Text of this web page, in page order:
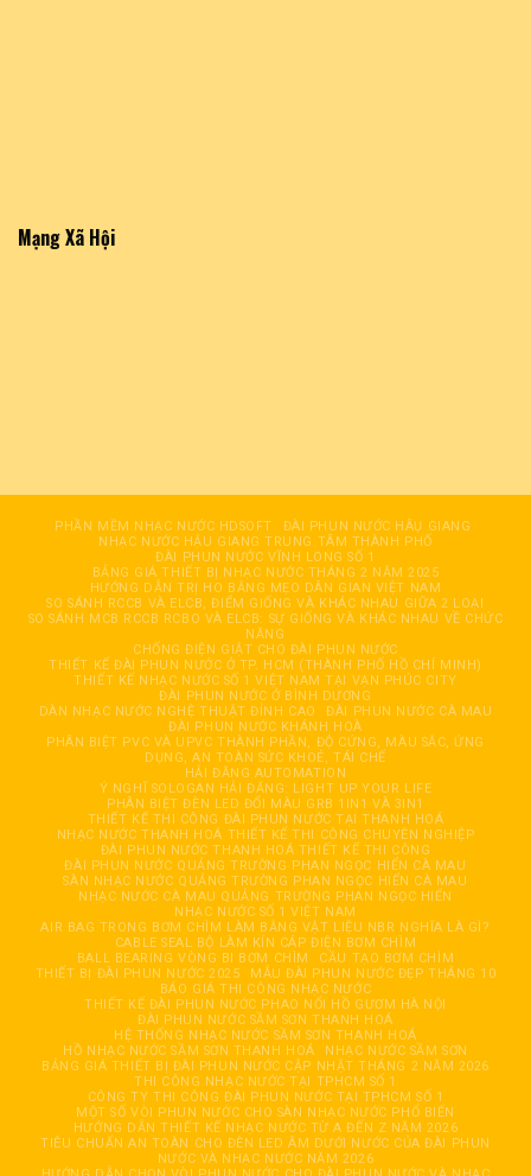
Mạng Xã Hội
PHẦN MỀM NHẠC NƯỚC HDSOFT
ĐÀI PHUN NƯỚC HÂỤ GIANG
NHẠC NƯỚC HẬU GIANG TRUNG TÂM THÀNH PHỐ
ĐÀI PHUN NƯỚC VĨNH LONG SỐ 1
BẢNG GIÁ THIẾT BỊ NHẠC NƯỚC THÁNG 2 NĂM 2025
HƯỚNG DẪN TRỊ HO BẰNG MẸO DÂN GIAN VIỆT NAM
SO SÁNH RCCB VÀ ELCB, ĐIỂM GIỐNG VÀ KHÁC NHAU GIỮA 2 LOẠI
SO SÁNH MCB RCCB RCBO VÀ ELCB: SỰ GIỐNG VÀ KHÁC NHAU VỀ CHỨC
NĂNG
CHỐNG ĐIỆN GIẬT CHO ĐÀI PHUN NƯỚC
THIẾT KẾ ĐÀI PHUN NƯỚC Ở TP. HCM (THÀNH PHỐ HỒ CHÍ MINH)
THIẾT KẾ NHẠC NƯỚC SỐ 1 VIỆT NAM TẠI VẠN PHÚC CITY
ĐÀI PHUN NƯỚC Ở BÌNH DƯƠNG
DÀN NHẠC NƯỚC NGHỆ THUẬT ĐỈNH CAO
ĐÀI PHUN NƯỚC CÀ MAU
ĐÀI PHUN NƯỚC KHÁNH HOÀ
PHÂN BIỆT PVC VÀ UPVC THÀNH PHẦN, ĐỘ CỨNG, MÀU SẮC, ỨNG
DỤNG, AN TOÀN SỨC KHOẺ, TÁI CHẾ
HẢI ĐĂNG AUTOMATION
Ý NGHĨ SOLOGAN HẢI ĐĂNG: LIGHT UP YOUR LIFE
PHÂN BIỆT ĐÈN LED ĐỔI MÀU GRB 1IN1 VÀ 3IN1
THIẾT KẾ THI CÔNG ĐÀI PHUN NƯỚC TẠI THANH HOÁ
NHẠC NƯỚC THANH HOÁ THIẾT KẾ THI CÔNG CHUYÊN NGHIỆP
ĐÀI PHUN NƯỚC THANH HOÁ THIẾT KẾ THI CÔNG
ĐÀI PHUN NƯỚC QUẢNG TRƯỜNG PHAN NGỌC HIỂN CÀ MAU
SÀN NHẠC NƯỚC QUẢNG TRƯỜNG PHAN NGỌC HIỂN CÀ MAU
NHẠC NƯỚC CÀ MAU QUẢNG TRƯỜNG PHAN NGỌC HIỂN
NHẠC NƯỚC SỐ 1 VIỆT NAM
AIR BAG TRONG BƠM CHÌM LÀM BẰNG VẬT LIỆU NBR NGHĨA LÀ GÌ?
CABLE SEAL BỘ LÀM KÍN CÁP ĐIỆN BƠM CHÌM
BALL BEARING VÒNG BI BƠM CHÌM
CẦU TẠO BƠM CHÌM
THIẾT BỊ ĐÀI PHUN NƯỚC 2025
MẪU ĐÀI PHUN NƯỚC ĐẸP THÁNG 10
BÁO GIÁ THI CÔNG NHẠC NƯỚC
THIẾT KẾ ĐÀI PHUN NƯỚC PHAO NỔI HỒ GƯƠM HÀ NỘI
ĐÀI PHUN NƯỚC SẦM SƠN THANH HOÁ
HỆ THỐNG NHẠC NƯỚC SẦM SƠN THANH HOÁ
HỒ NHẠC NƯỚC SẦM SƠN THANH HOÁ
NHẠC NƯỚC SẦM SƠN
BẢNG GIÁ THIẾT BỊ ĐÀI PHUN NƯỚC CẬP NHẬT THÁNG 2 NĂM 2026
THI CÔNG NHẠC NƯỚC TẠI TPHCM SỐ 1
CÔNG TY THI CÔNG ĐÀI PHUN NƯỚC TẠI TPHCM SỐ 1
MỘT SỐ VÒI PHUN NƯỚC CHO SÀN NHẠC NƯỚC PHỔ BIẾN
HƯỚNG DẪN THIẾT KẾ NHẠC NƯỚC TỪ A ĐẾN Z NĂM 2026
TIÊU CHUẨN AN TOÀN CHO ĐÈN LED ÂM DƯỚI NƯỚC CỦA ĐÀI PHUN
NƯỚC VÀ NHẠC NƯỚC NĂM 2026